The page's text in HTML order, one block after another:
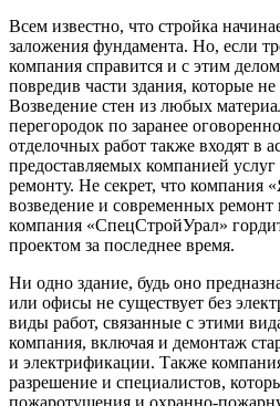
Всем известно, что стройка
заложения фундамента. Но, если
компания справится и с этим
повредив части здания, которые
Возведение стен из любых
перегородок по заранее
отделочных работ также входят в
предоставляемых компанией услуг
ремонту. Не секрет, что компания
возведение и современных ремонт
компания «СпецСтройУрал»
проектом за последнее время.
Ни одно здание, будь оно
или офисы не существует без
виды работ, связанные с этими
компания, включая и демонтаж
и электрификации. Также
разрешение и специалистов,